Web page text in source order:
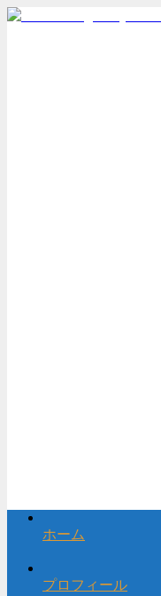
ホーム
プロフィール